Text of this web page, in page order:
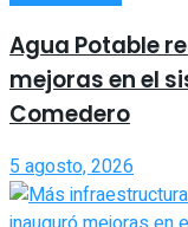
Agua Potable
mejoras en el
Comedero
5 agosto, 2026